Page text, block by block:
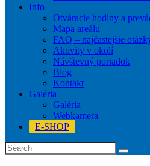
Info
Otváracie hodiny a
Mapa areálu
FAQ – najčastejšie
Aktivity v okolí
Návštevný poriadok
Blog
Kontakt
Galéria
Galéria
Webkamera
E-SHOP